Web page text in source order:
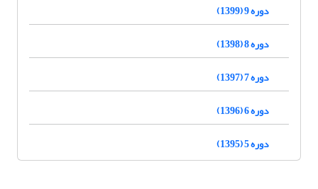
دوره 9 (1399)
دوره 8 (1398)
دوره 7 (1397)
دوره 6 (1396)
دوره 5 (1395)